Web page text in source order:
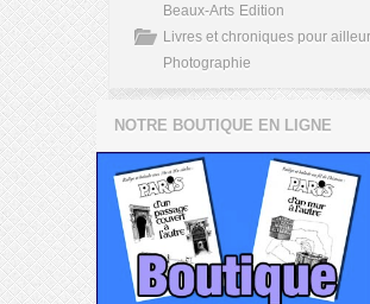
Beaux-Arts Edition
Livres et chroniques pour
Photographie
NOTRE BOUTIQUE EN LIGNE